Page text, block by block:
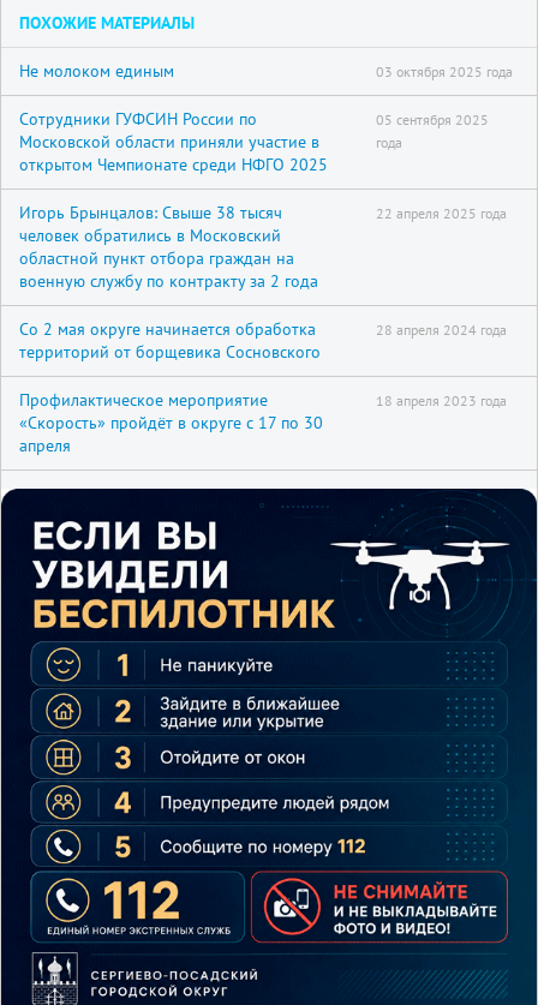
ПОХОЖИЕ МАТЕРИАЛЫ
Не молоком единым 03 октября 2025 года
Сотрудники ГУФСИН России по
Московской области приняли участие в
открытом Чемпионате среди НФГО 2025
05 сентября 2025
года
Игорь Брынцалов: Свыше 38 тысяч
человек обратились в Московский
областной пункт отбора граждан на
военную службу по контракту за 2 года
22 апреля 2025 года
Со 2 мая округе начинается обработка
территорий от борщевика Сосновского
28 апреля 2024 года
Профилактическое мероприятие
«Скорость» пройдёт в округе с 17 по 30
апреля
18 апреля 2023 года